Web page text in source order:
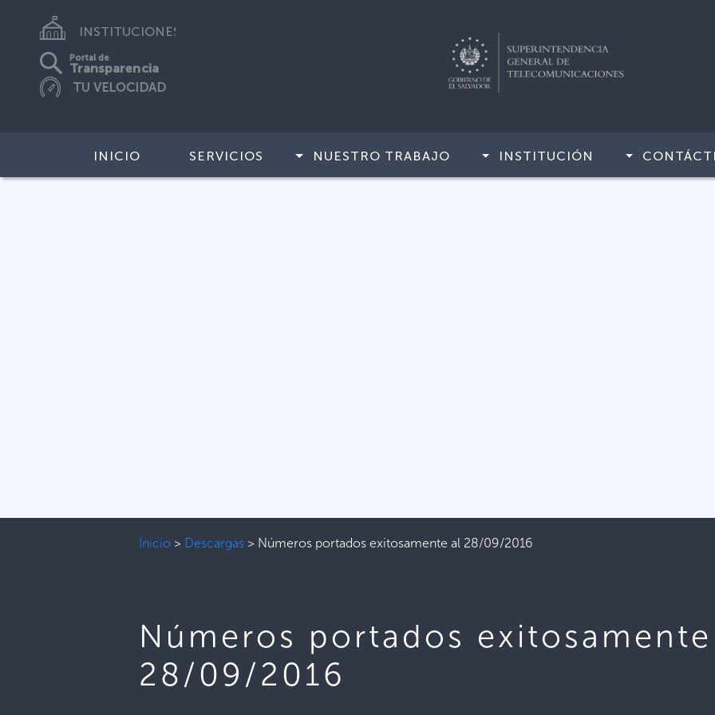
INSTITUCIONES
Portal de
Transparencia
INICIO SERVICIOS NUESTRO TRABAJO INSTITUCIÓN
Inicio > Descargas > Números portados exitosamente al 28/09/2016
Números portados
28/09/2016